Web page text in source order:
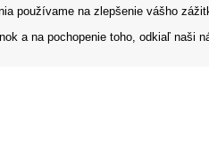
používame na zlepšenie vášho
a na pochopenie toho, odkiaľ naši